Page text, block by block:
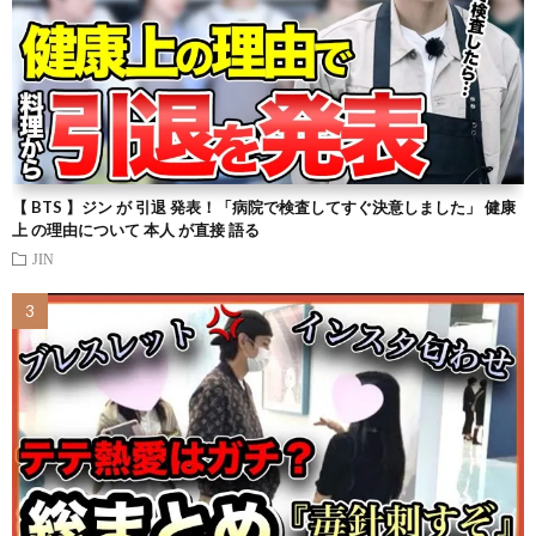
【 BTS 】ジン が 引退 発表！「病院で検査してすぐ決意しました」 健康
上 の理由について 本人 が直接 語る
JIN